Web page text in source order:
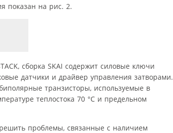
показан на рис. 2.
сборка SKAI содержит силовые ключи
датчики и драйвер управления затворами.
транзисторы, используемые в
теплостока 70 °С и предельном
проблемы, связанные с наличием